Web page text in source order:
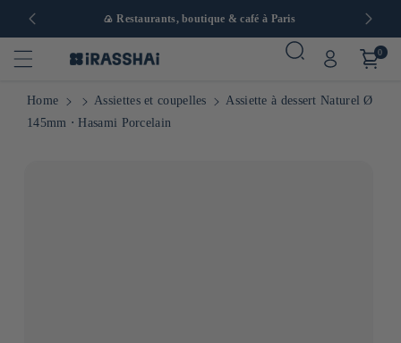
Europe 🍙 Restaurants, boutique & café à Paris
0
Home Assiettes et coupelles
Assiette à dessert Naturel Ø
145mm ⋅ Hasami Porcelain